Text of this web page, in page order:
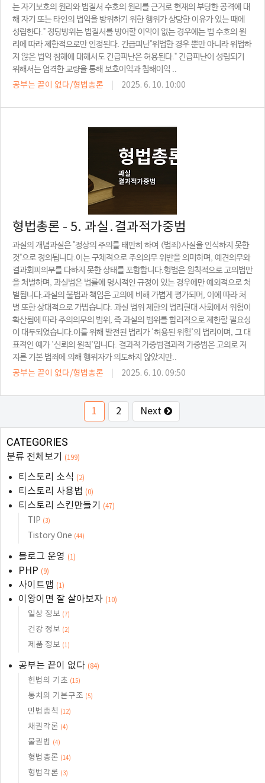
는 자기보호의 원리와 법질서 수호의 원리를 근거로 현재의 부당한 공격에 대
해 자기 또는 타인의 법익을 방위하기 위한 행위가 상당한 이유가 있는 때에
성립한다." 정당방위는 법질서를 방어할 이익이 없는 경우에는 법 수호의 원
리에 따라 제한적으로만 인정된다. 긴급피난"위법한 경우 뿐만 아니라 위법하
지 않은 법익 침해에 대해서도 긴급피난은 허용된다." 긴급피난이 성립되기
위해서는 엄격한 교량을 통해 보호이익과 침해이익 ..
공부는 끝이 없다/형법총론
2025. 6. 10. 10:00
형법총론 - 5. 과실․결과적가중범
과실의 개념과실은 "정상의 주의를 태만히 하여 (범죄)사실을 인식하지 못한
것"으로 정의됩니다.이는 구체적으로 주의의무 위반을 의미하며, 예견의무와
결과회피의무를 다하지 못한 상태를 포함합니다.형법은 원칙적으로 고의범만
을 처벌하며, 과실범은 법률에 명시적인 규정이 있는 경우에만 예외적으로 처
벌됩니다.과실의 불법과 책임은 고의에 비해 가볍게 평가되며, 이에 따라 처
벌 또한 상대적으로 가볍습니다. 과실 범위 제한의 법리현대 사회에서 위험이
확산됨에 따라 주의의무의 범위, 즉 과실의 범위를 합리적으로 제한할 필요성
이 대두되었습니다.이를 위해 발전된 법리가 '허용된 위험'의 법리이며, 그 대
표적인 예가 '신뢰의 원칙'입니다. 결과적 가중범결과적 가중범은 고의로 저
지른 기본 범죄에 의해 행위자가 의도하지 않았지만..
공부는 끝이 없다/형법총론
2025. 6. 10. 09:50
1 2 Next
CATEGORIES
분류 전체보기 (199)
티스토리 소식 (2)
티스토리 사용법 (0)
티스토리 스킨만들기 (47)
TIP (3)
Tistory One (44)
블로그 운영 (1)
PHP (9)
사이트맵 (1)
이왕이면 잘 살아보자 (10)
일상 정보 (7)
건강 정보 (2)
제품 정보 (1)
공부는 끝이 없다 (84)
헌법의 기초 (15)
통치의 기본구조 (5)
민법총칙 (12)
채권각론 (4)
물권법 (4)
형법총론 (14)
형법각론 (3)